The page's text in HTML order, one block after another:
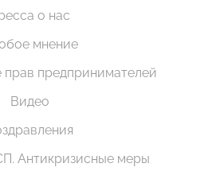
о нас
мнение
предпринимателей
Видео
Антикризисные меры